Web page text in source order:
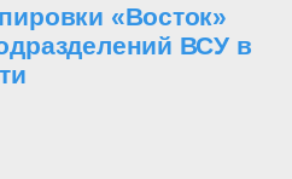
«Восток»
ВСУ в